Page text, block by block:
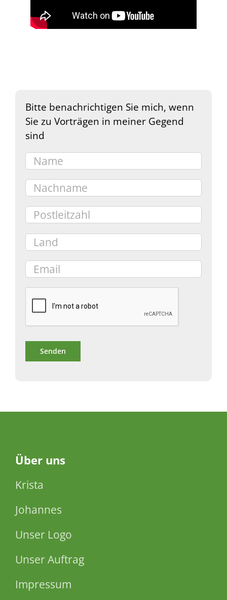
Bitte benachrichtigen Sie mich, wenn
Sie zu Vorträgen in meiner Gegend
sind
Über uns
Krista
Johannes
Unser Logo
Unser Auftrag
Impressum